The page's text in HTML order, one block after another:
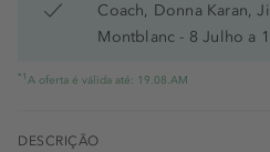
Coach, Donna Karan,
Montblanc - 8 Julho a
*1 A oferta é válida até: 19.08.AM
DESCRIÇÃO